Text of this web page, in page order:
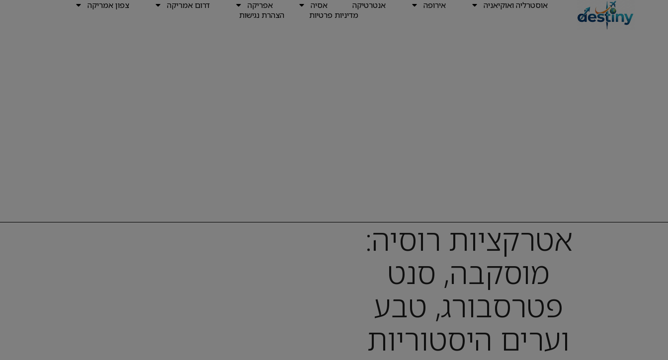
אוסטרליה ואוקיאניה אירופה אנטרטיקה אסיה אפריקה דרום אמריקה
צפון אמריקה
מדיניות פרטיות
הצהרת נגישות
אטרקציות רוסיה:
מוסקבה, סנט
פטרסבורג, טבע
וערים היסטוריות